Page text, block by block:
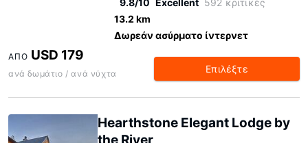
9.8/10 Excellent 592 κριτικές
13.2 km
Δωρεάν ασύρματο ίντερνετ
ΑΠΌ USD 179
ανά δωμάτιο / ανά νύχτα Επιλέξτε
Hearthstone Elegant Lodge by